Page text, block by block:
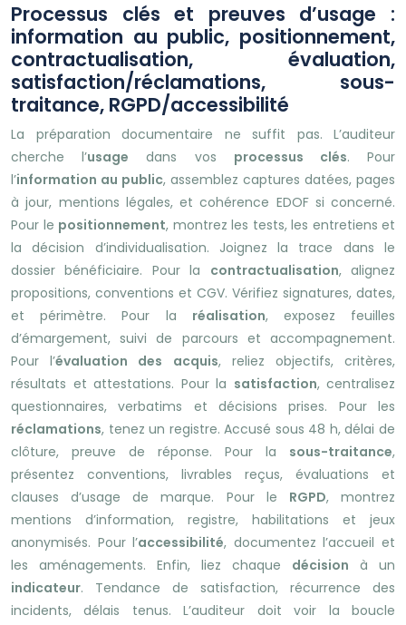
Processus clés et preuves d’usage :
information au public, positionnement,
contractualisation, évaluation,
satisfaction/réclamations, sous-
traitance, RGPD/accessibilité
La préparation documentaire ne suffit pas. L’auditeur
cherche l’usage dans vos processus clés. Pour
l’information au public, assemblez captures datées, pages
à jour, mentions légales, et cohérence EDOF si concerné.
Pour le positionnement, montrez les tests, les entretiens et
la décision d’individualisation. Joignez la trace dans le
dossier bénéficiaire. Pour la contractualisation, alignez
propositions, conventions et CGV. Vérifiez signatures, dates,
et périmètre. Pour la réalisation, exposez feuilles
d’émargement, suivi de parcours et accompagnement.
Pour l’évaluation des acquis, reliez objectifs, critères,
résultats et attestations. Pour la satisfaction, centralisez
questionnaires, verbatims et décisions prises. Pour les
réclamations, tenez un registre. Accusé sous 48 h, délai de
clôture, preuve de réponse. Pour la sous-traitance,
présentez conventions, livrables reçus, évaluations et
clauses d’usage de marque. Pour le RGPD, montrez
mentions d’information, registre, habilitations et jeux
anonymisés. Pour l’accessibilité, documentez l’accueil et
les aménagements. Enfin, liez chaque décision à un
indicateur. Tendance de satisfaction, récurrence des
incidents, délais tenus. L’auditeur doit voir la boucle